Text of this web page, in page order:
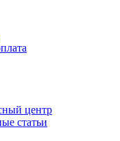
центр
статьи